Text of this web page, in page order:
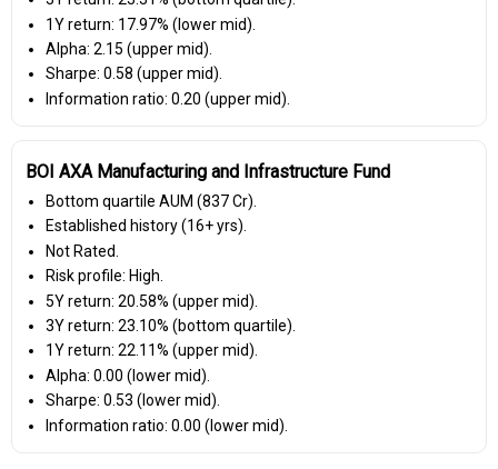
1Y return: 17.97% (lower mid).
Alpha: 2.15 (upper mid).
Sharpe: 0.58 (upper mid).
Information ratio: 0.20 (upper mid).
BOI AXA Manufacturing and Infrastructure Fund
Bottom quartile AUM (₹837 Cr).
Established history (16+ yrs).
Not Rated.
Risk profile: High.
5Y return: 20.58% (upper mid).
3Y return: 23.10% (bottom quartile).
1Y return: 22.11% (upper mid).
Alpha: 0.00 (lower mid).
Sharpe: 0.53 (lower mid).
Information ratio: 0.00 (lower mid).